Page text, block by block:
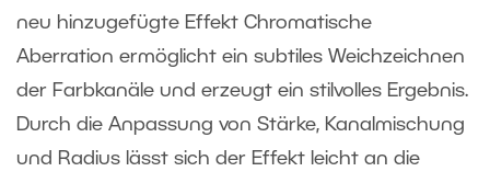
neu hinzugefügte Effekt Chromatische
Aberration ermöglicht ein subtiles Weichzeichnen
der Farbkanäle und erzeugt ein stilvolles Ergebnis.
Durch die Anpassung von Stärke, Kanalmischung
und Radius lässt sich der Effekt leicht an die